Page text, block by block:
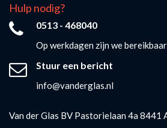
Hulp nodig?
0513 - 468040
Op werkdagen zijn we
Stuur een bericht
info@vanderglas.nl
Van der Glas BV Pastorielaan 4a 8441